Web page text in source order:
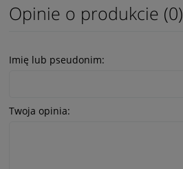
Opinie o produkcie (0)
Imię lub pseudonim:
Twoja opinia: